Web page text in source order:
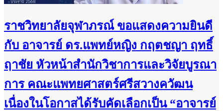
ราชวิทยาลัยจุฬาภรณ์ ขอแสดงความยินดี
กับ อาจารย์ ดร.แพทย์หญิง กฤตชญา ฤทธิ์
ฤาชัย หัวหน้าสำนักวิชาการและวิจัยบูรณา
การ คณะแพทยศาสตร์ศรีสวางควัฒน
เนื่องในโอกาสได้รับคัดเลือกเป็น “อาจารย์